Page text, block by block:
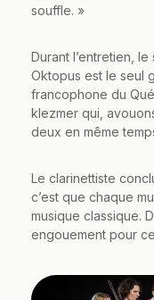
souffle. »
Durant l’entretien,
Oktopus est le seul
francophone du
klezmer qui,
deux en même
Le clarinettiste
c’est que chaque
musique classique.
engouement pour